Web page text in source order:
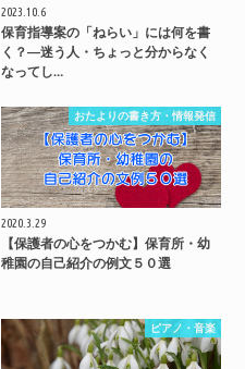
2023.10.6
保育指導案の「ねらい」には何を書
く？―迷う人・ちょっと分からなく
なってし…
おたよりの書き方・情報発信
2020.3.29
【保護者の心をつかむ】保育所・幼
稚園の自己紹介の例文５０選
ピアノ・音楽